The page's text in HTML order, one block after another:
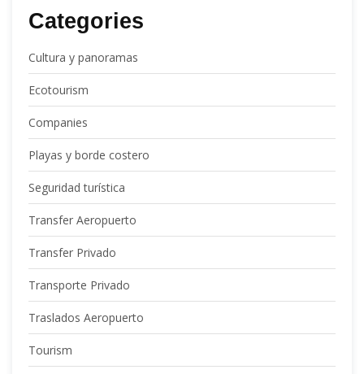
Categories
Cultura y panoramas
Ecotourism
Companies
Playas y borde costero
Seguridad turística
Transfer Aeropuerto
Transfer Privado
Transporte Privado
Traslados Aeropuerto
Tourism